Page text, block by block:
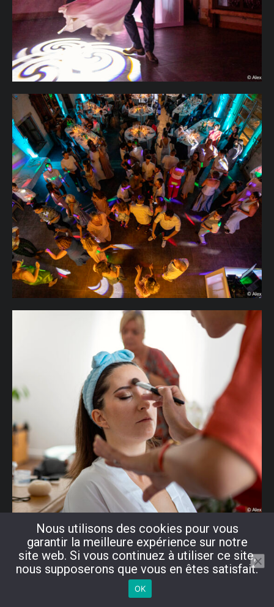
Nous utilisons des cookies pour vous
garantir la meilleure expérience sur notre
site web. Si vous continuez à utiliser ce site,
nous supposerons que vous en êtes satisfait.
OK